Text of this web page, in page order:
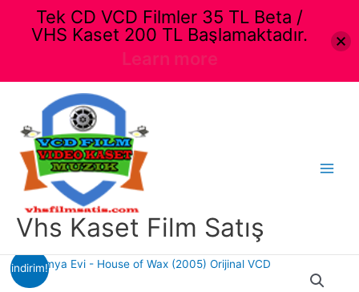
Vhs Kaset Film Satış
indirim!
Tek CD VCD Filmler 35 TL Beta /
VHS Kaset 200 TL Başlamaktadır.
Learn more